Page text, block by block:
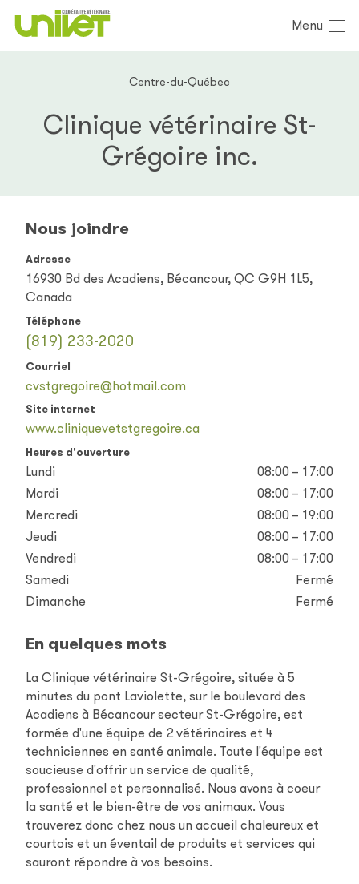
Menu
Centre-du-Québec
Clinique vétérinaire St-
Grégoire inc.
Nous joindre
Adresse
16930 Bd des Acadiens, Bécancour, QC G9H 1L5,
Canada
Téléphone
(819) 233-2020
Courriel
cvstgregoire@hotmail.com
Site internet
www.cliniquevetstgregoire.ca
Heures d'ouverture
Lundi
08:00 – 17:00
Mardi
08:00 – 17:00
Mercredi
08:00 – 19:00
Jeudi
08:00 – 17:00
Vendredi
08:00 – 17:00
Samedi
Fermé
Dimanche
Fermé
En quelques mots
La Clinique vétérinaire St-Grégoire, située à 5
minutes du pont Laviolette, sur le boulevard des
Acadiens à Bécancour secteur St-Grégoire, est
formée d'une équipe de 2 vétérinaires et 4
techniciennes en santé animale. Toute l'équipe est
soucieuse d'offrir un service de qualité,
professionnel et personnalisé. Nous avons à coeur
la santé et le bien-être de vos animaux. Vous
trouverez donc chez nous un accueil chaleureux et
courtois et un éventail de produits et services qui
sauront répondre à vos besoins.